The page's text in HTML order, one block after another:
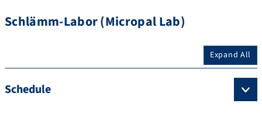
Schlämm-Labor (Micropal Lab)
Expand All
Schedule